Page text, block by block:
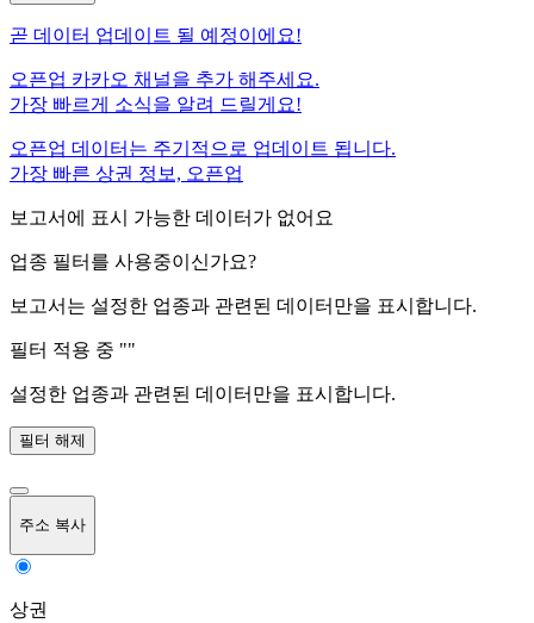
곧 데이터 업데이트 될 예정이에요!
오픈업 카카오 채널을 추가 해주세요.
가장 빠르게 소식을 알려 드릴게요!
오픈업 데이터는 주기적으로 업데이트 됩니다.
가장 빠른 상권 정보, 오픈업
보고서에 표시 가능한 데이터가 없어요
업종 필터를 사용중이신가요?
보고서는 설정한 업종과 관련된 데이터만을 표시합니다.
필터 적용 중 ""
설정한 업종과 관련된 데이터만을 표시합니다.
필터 해제
주소 복사
상권